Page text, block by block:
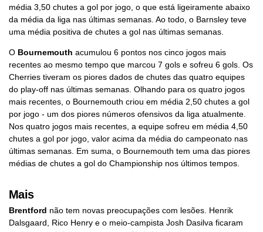
média 3,50 chutes a gol por jogo, o que está ligeiramente abaixo
da média da liga nas últimas semanas. Ao todo, o Barnsley teve
uma média positiva de chutes a gol nas últimas semanas.
O Bournemouth acumulou 6 pontos nos cinco jogos mais
recentes ao mesmo tempo que marcou 7 gols e sofreu 6 gols. Os
Cherries tiveram os piores dados de chutes das quatro equipes
do play-off nas últimas semanas. Olhando para os quatro jogos
mais recentes, o Bournemouth criou em média 2,50 chutes a gol
por jogo - um dos piores números ofensivos da liga atualmente.
Nos quatro jogos mais recentes, a equipe sofreu em média 4,50
chutes a gol por jogo, valor acima da média do campeonato nas
últimas semanas. Em suma, o Bournemouth tem uma das piores
médias de chutes a gol do Championship nos últimos tempos.
Mais
Brentford não tem novas preocupações com lesões. Henrik
Dalsgaard, Rico Henry e o meio-campista Josh Dasilva ficaram